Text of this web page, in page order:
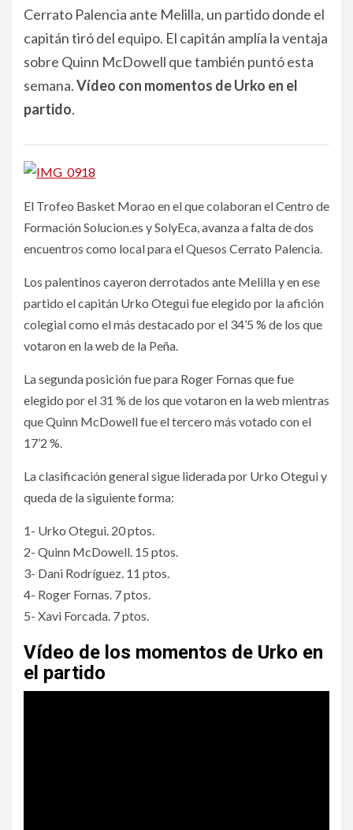
Cerrato Palencia ante Melilla, un partido donde el
capitán tiró del equipo. El capitán amplía la ventaja
sobre Quinn McDowell que también puntó esta
semana.Vídeo con momentos de Urko en el
partido.
El Trofeo Basket Morao en el que colaboran el Centro de
Formación Solucion.es y SolyEca, avanza a falta de dos
encuentros como local para el Quesos Cerrato Palencia.
Los palentinos cayeron derrotados ante Melilla y en ese
partido el capitán Urko Otegui fue elegido por la afición
colegial como el más destacado por el 34’5 % de los que
votaron en la web de la Peña.
La segunda posición fue para Roger Fornas que fue
elegido por el 31 % de los que votaron en la web mientras
que Quinn McDowell fue el tercero más votado con el
17’2 %.
La clasificación general sigue liderada por Urko Otegui y
queda de la siguiente forma:
1- Urko Otegui. 20 ptos.
2- Quinn McDowell. 15 ptos.
3- Dani Rodríguez. 11 ptos.
4- Roger Fornas. 7 ptos.
5- Xavi Forcada. 7 ptos.
Vídeo de los momentos de Urko en
el partido